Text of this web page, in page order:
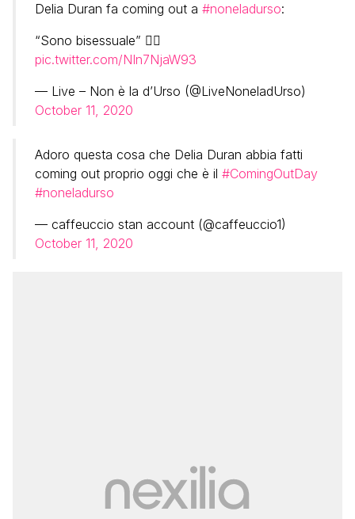
Delia Duran fa coming out a #noneladurso:
“Sono bisessuale” 🏳️‍🌈
pic.twitter.com/NIn7NjaW93
— Live – Non è la d’Urso (@LiveNoneladUrso)
October 11, 2020
Adoro questa cosa che Delia Duran abbia fatti
coming out proprio oggi che è il #ComingOutDay
#noneladurso
— caffeuccio stan account (@caffeuccio1)
October 11, 2020